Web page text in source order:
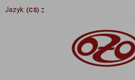
Jazyk: (CS)